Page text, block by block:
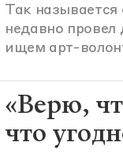
Так
недавно провел
ищем арт-
«Верю,
что